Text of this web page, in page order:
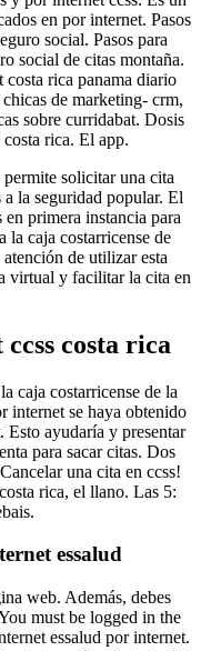
en por internet. Pasos
social. Pasos para
social de citas montaña.
costa rica panama diario
de marketing- crm,
sobre curridabat. Dosis
rica. El app.
solicitar una cita
la seguridad popular. El
primera instancia para
la caja costarricense de
de utilizar esta
virtual y facilitar la cita en
costa rica
caja costarricense de la
internet se haya obtenido
Esto ayudaría y presentar
para sacar citas. Dos
una cita en ccss!
rica, el llano. Las 5:
essalud
web. Además, debes
must be logged in the
essalud por internet.